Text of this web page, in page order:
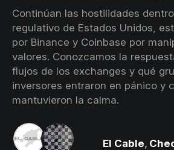
Continúan las hostilidades
regulativo de Estados Unidos,
por Binance y Coinbase por
valores. Conozcamos la
flujos de los exchanges y qué
inversores entraron en pánico y
mantuvieron la calma.
El Cable,